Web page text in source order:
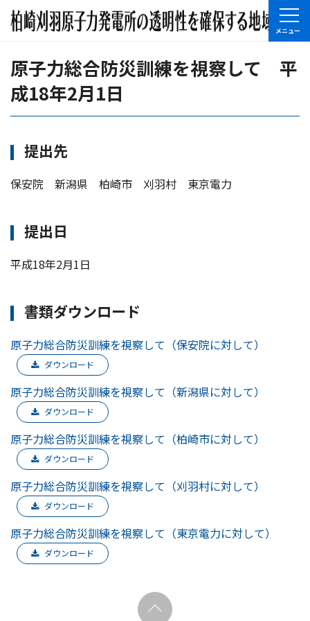
原子力総合防災訓練を視察して 平
成18年2月1日
提出先
保安院 新潟県 柏崎市 刈羽村 東京電力
提出日
平成18年2月1日
書類ダウンロード
原子力総合防災訓練を視察して（保安院に対して）
ダウンロード
原子力総合防災訓練を視察して（新潟県に対して）
ダウンロード
原子力総合防災訓練を視察して（柏崎市に対して）
ダウンロード
原子力総合防災訓練を視察して（刈羽村に対して）
ダウンロード
原子力総合防災訓練を視察して（東京電力に対して）
ダウンロード